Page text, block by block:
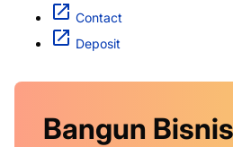
Contact
Deposit
Bangun